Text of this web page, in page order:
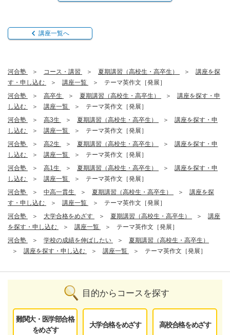
講座一覧へ
河合塾 コース・講習 夏期講習（高校生・高卒生）
講座を探
す・申し込む
講座一覧
テーマ英作文［発展］
河合塾
高卒生 夏期講習（高校生・高卒生）
講座を探す・申
し込む
講座一覧
テーマ英作文［発展］
河合塾
高3生 夏期講習（高校生・高卒生）
講座を探す・申
し込む
講座一覧
テーマ英作文［発展］
河合塾
高2生 夏期講習（高校生・高卒生）
講座を探す・申
し込む
講座一覧
テーマ英作文［発展］
河合塾
高1生 夏期講習（高校生・高卒生）
講座を探す・申
し込む
講座一覧
テーマ英作文［発展］
河合塾
中高一貫生 夏期講習（高校生・高卒生）
講座を探
す・申し込む
講座一覧
テーマ英作文［発展］
河合塾
大学合格をめざす 夏期講習（高校生・高卒生）
講座
を探す・申し込む
講座一覧
テーマ英作文［発展］
河合塾
学校の成績を伸ばしたい
夏期講習（高校生・高卒生）
講座を探す・申し込む
講座一覧 テーマ英作文［発展］
目的からコースを探す
難関大・医学部合格
をめざす
大学合格をめざす 高校合格をめざす